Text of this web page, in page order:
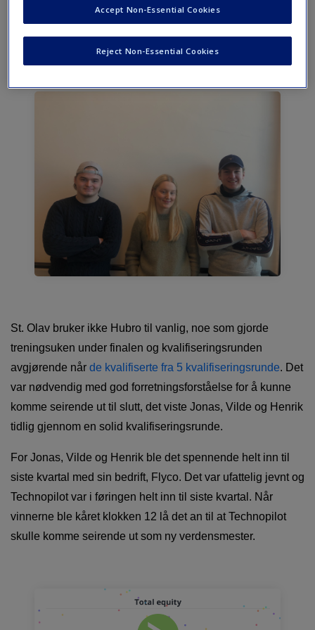
runder i simuleringen.
St. Olav bruker ikke Hubro til vanlig, noe som gjorde
treningsuken under finalen og kvalifiseringsrunden
avgjørende når de kvalifiserte fra 5 kvalifiseringsrunde. Det
var nødvendig med god forretningsforståelse for å kunne
komme seirende ut til slutt, det viste Jonas, Vilde og Henrik
tidlig gjennom en solid kvalifiseringsrunde.
For Jonas, Vilde og Henrik ble det spennende helt inn til
siste kvartal med sin bedrift, Flyco. Det var ufattelig jevnt og
Technopilot var i føringen helt inn til siste kvartal. Når
vinnerne ble kåret klokken 12 lå det an til at Technopilot
skulle komme seirende ut som ny verdensmester.
Reject Non-Essential Cookies
Accept Non-Essential Cookies